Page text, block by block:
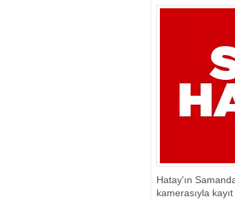
Hatay'ın
kamerasıyla kayıt